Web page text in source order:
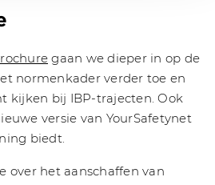
gaan we dieper in op de
normenkader verder toe en
kijken bij IBP-trajecten. Ook
versie van YourSafetynet
biedt.
over het aanschaffen van